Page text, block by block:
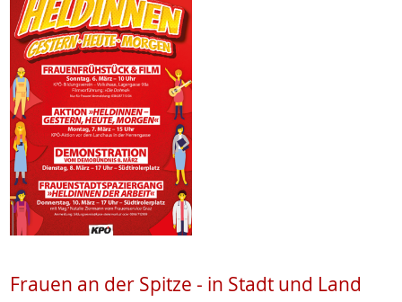
Frauen an der Spitze - in Stadt und Land